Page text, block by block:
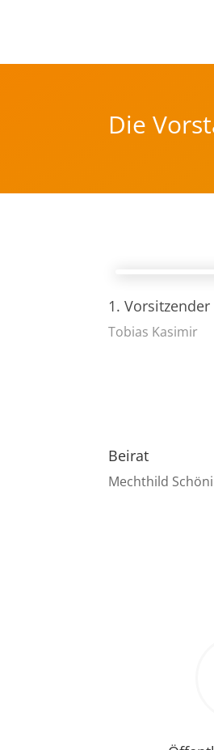
Die
1. Vorsitzender
Tobias Kasimir
Beirat
Mechthild